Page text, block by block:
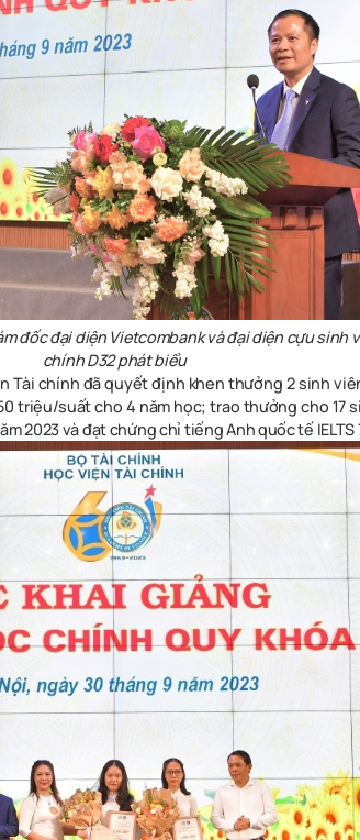
đốc đại diện Vietcombank và đại diện cựu sinh
chính D32 phát biểu
Tài chính đã quyết định khen thưởng 2 sinh
triệu/suất cho 4 năm học; trao thưởng cho 17
2023 và đạt chứng chỉ tiếng Anh quốc tế IELTS